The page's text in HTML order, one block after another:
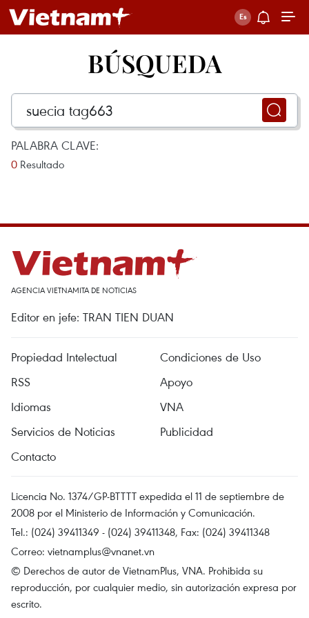
BÚSQUEDA
PALABRA CLAVE:
0 Resultado
AGENCIA VIETNAMITA DE NOTICIAS
Editor en jefe: TRAN TIEN DUAN
Propiedad Intelectual
Condiciones de Uso
RSS
Apoyo
Idiomas
VNA
Servicios de Noticias
Publicidad
Contacto
Licencia No. 1374/GP-BTTTT expedida el 11 de septiembre de
2008 por el Ministerio de Información y Comunicación.
Tel.: (024) 39411349 - (024) 39411348, Fax: (024) 39411348
Correo: vietnamplus@vnanet.vn
© Derechos de autor de VietnamPlus, VNA. Prohibida su
reproducción, por cualquier medio, sin autorización expresa por
escrito.